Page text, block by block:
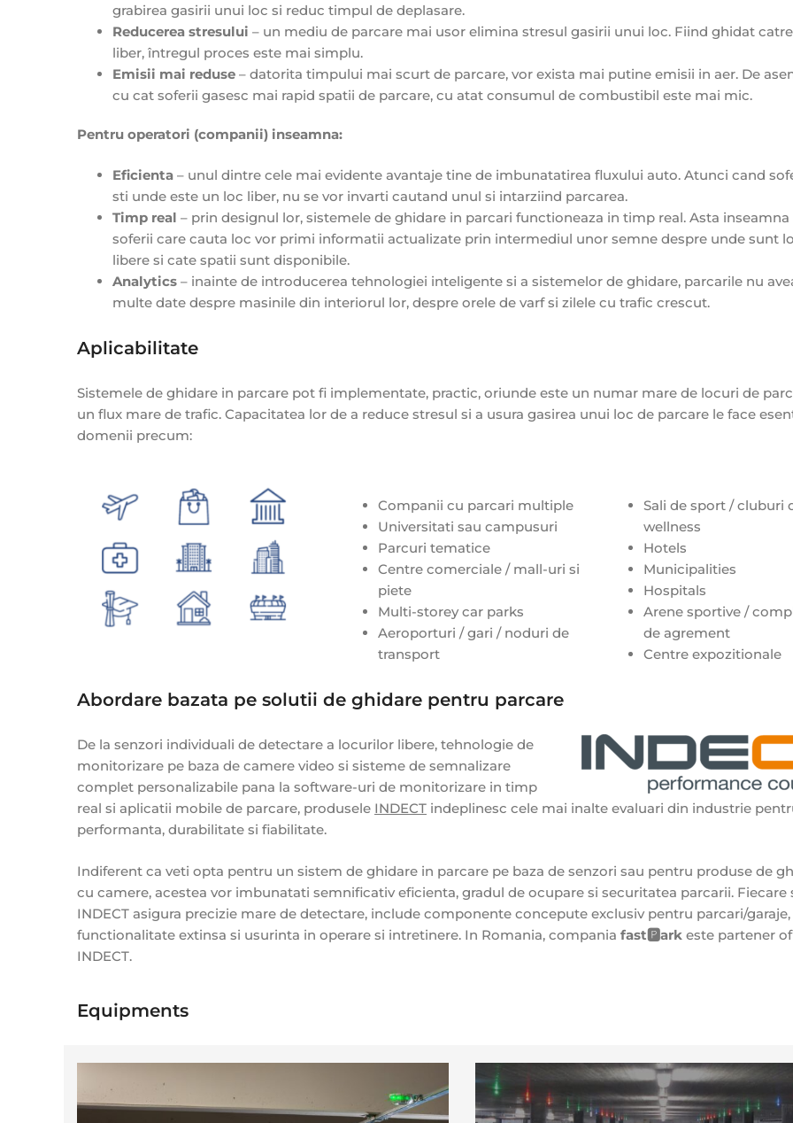
grabirea gasirii unui loc si reduc timpul de deplasare.
Reducerea stresului – un mediu de parcare mai usor elimina stresul gasirii unui loc. Fiind ghidat
liber, întregul proces este mai simplu.
Emisii mai reduse – datorita timpului mai scurt de parcare, vor exista mai putine emisii in aer. De
cu cat soferii gasesc mai rapid spatii de parcare, cu atat consumul de combustibil este mai mic.
Pentru operatori (companii) inseamna:
Eficienta – unul dintre cele mai evidente avantaje tine de imbunatatirea fluxului auto. Atunci cand
sti unde este un loc liber, nu se vor invarti cautand unul si intarziind parcarea.
Timp real – prin designul lor, sistemele de ghidare in parcari functioneaza in timp real. Asta inseamna
soferii care cauta loc vor primi informatii actualizate prin intermediul unor semne despre unde sunt
libere si cate spatii sunt disponibile.
Analytics – inainte de introducerea tehnologiei inteligente si a sistemelor de ghidare, parcarile nu
multe date despre masinile din interiorul lor, despre orele de varf si zilele cu trafic crescut.
Aplicabilitate
Sistemele de ghidare in parcare pot fi implementate, practic, oriunde este un numar mare de locuri de
un flux mare de trafic. Capacitatea lor de a reduce stresul si a usura gasirea unui loc de parcare le face
domenii precum:
Companii cu parcari multiple
Universitati sau campusuri
Parcuri tematice
Centre comerciale / mall-uri si
piete
Multi-storey car parks
Aeroporturi / gari / noduri de
transport
Sali de sport / cluburi
wellness
Hotels
Municipalities
Hospitals
Arene sportive /
de agrement
Centre expozitionale
Abordare bazata pe solutii de ghidare pentru parcare
De la senzori individuali de detectare a locurilor libere, tehnologie de
monitorizare pe baza de camere video si sisteme de semnalizare
complet personalizabile pana la software-uri de monitorizare in timp
real si aplicatii mobile de parcare, produsele INDECT indeplinesc cele mai inalte evaluari din industrie
performanta, durabilitate si fiabilitate.
Indiferent ca veti opta pentru un sistem de ghidare in parcare pe baza de senzori sau pentru produse de
cu camere, acestea vor imbunatati semnificativ eficienta, gradul de ocupare si securitatea parcarii. Fiecare
INDECT asigura precizie mare de detectare, include componente concepute exclusiv pentru parcari/garaje,
functionalitate extinsa si usurinta in operare si intretinere. In Romania, compania fast🅿️ark este partener
INDECT.
Equipments